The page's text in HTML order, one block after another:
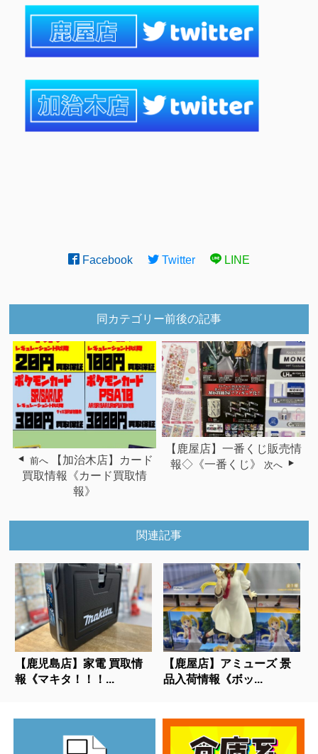
Facebook Twitter LINE
同カテゴリー前後の記事
前へ
【加治木店】カード
買取情報《カード買取情
報》
【鹿屋店】一番くじ販売情
報◇《一番くじ》
次へ
関連記事
【鹿児島店】家電 買取情
報《マキタ！！！...
【鹿屋店】アミューズ 景
品入荷情報《ボッ...